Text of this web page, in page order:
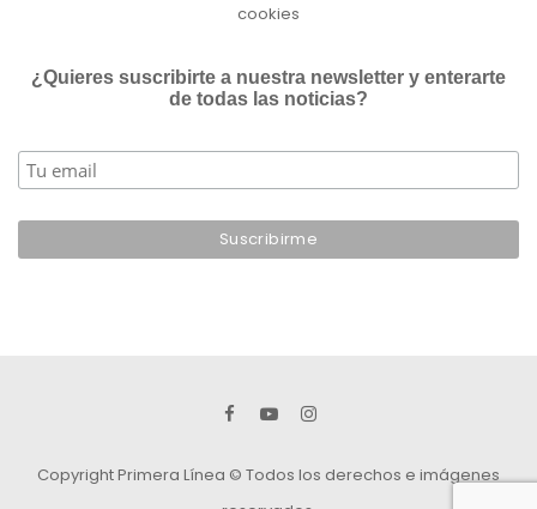
cookies
¿Quieres suscribirte a nuestra newsletter y enterarte
de todas las noticias?
Copyright Primera Línea © Todos los derechos e imágenes